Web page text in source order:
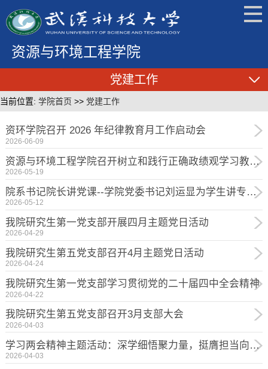
资源与环境工程学院
党建工作
当前位置: 学院首页 >> 党建工作
资环学院召开 2026 年纪律教育月工作启动会
2026-06-09
资源与环境工程学院召开树立和践行正确政绩观学习教育警示教育会
2026-05-19
院系书记院长讲党课--学院党委书记刘运显为学生讲专题党课
2026-05-12
我院研究生第一党支部开展四月主题党日活动
2026-04-29
我院研究生第五党支部召开4月主题党日活动
2026-04-24
我院研究生第一党支部学习贯彻党的二十届四中全会精神
2026-04-22
我院研究生第五党支部召开3月支部大会
2026-04-03
学习两会精神主题活动：深学细悟聚力量，挺膺担当向未来
2026-04-03